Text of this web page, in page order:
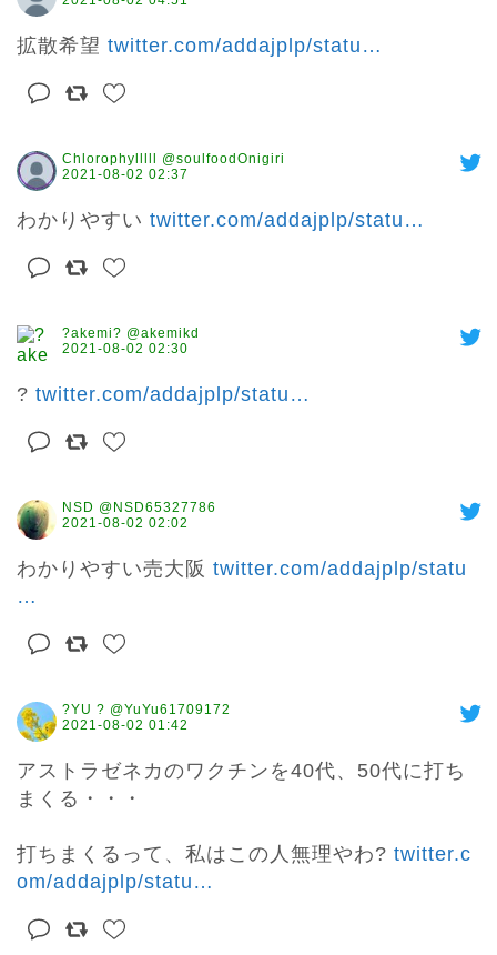
拡散希望 twitter.com/addajplp/statu …
Chlorophylllll @soulfoodOnigiri
2021-08-02 02:37
わかりやすい twitter.com/addajplp/statu …
?akemi? @akemikd
2021-08-02 02:30
? twitter.com/addajplp/statu …
NSD @NSD65327786
2021-08-02 02:02
わかりやすい売大阪 twitter.com/addajplp/statu
…
?YU ? @YuYu61709172
2021-08-02 01:42
アストラゼネカのワクチンを40代、50代に打ち
まくる・・・
打ちまくるって、私はこの人無理やわ? twitter.c
om/addajplp/statu …